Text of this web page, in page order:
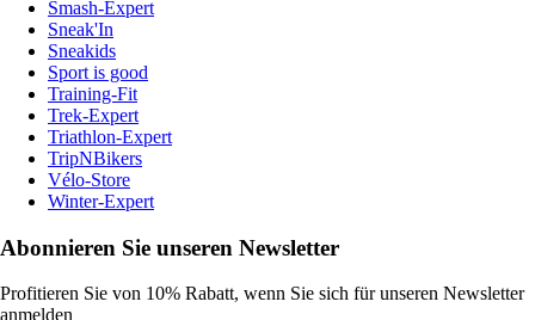
Smash-Expert
Sneak'In
Sneakids
Sport is good
Training-Fit
Trek-Expert
Triathlon-Expert
TripNBikers
Vélo-Store
Winter-Expert
Abonnieren Sie unseren Newsletter
Profitieren Sie von 10% Rabatt, wenn Sie sich für unseren Newsletter
anmelden